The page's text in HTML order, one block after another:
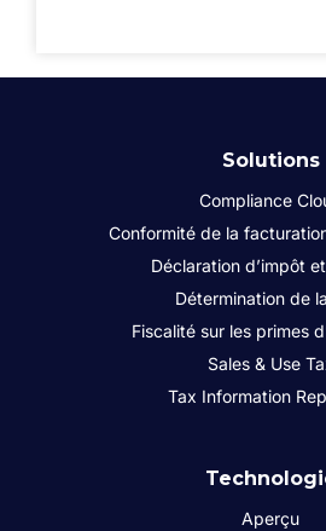
Solutions
Compliance
Conformité de la
Déclaration d’impôt
Détermination de
Fiscalité sur les primes
Sales & Use
Tax Information
Aperçu